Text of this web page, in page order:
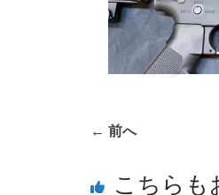
← 前へ
こちらも